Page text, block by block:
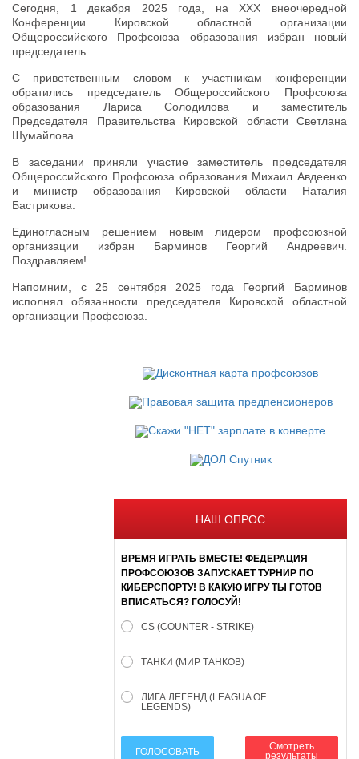
Сегодня, 1 декабря 2025 года, на XXX внеочередной
Конференции Кировской областной организации
Общероссийского Профсоюза образования избран новый
председатель.
С приветственным словом к участникам конференции
обратились председатель Общероссийского Профсоюза
образования Лариса Солодилова и заместитель
Председателя Правительства Кировской области Светлана
Шумайлова.
В заседании приняли участие заместитель председателя
Общероссийского Профсоюза образования Михаил Авдеенко
и министр образования Кировской области Наталия
Бастрикова.
Единогласным решением новым лидером профсоюзной
организации избран Барминов Георгий Андреевич.
Поздравляем!
Напомним, с 25 сентября 2025 года Георгий Барминов
исполнял обязанности председателя Кировской областной
организации Профсоюза.
НАШ ОПРОС
ВРЕМЯ ИГРАТЬ ВМЕСТЕ! ФЕДЕРАЦИЯ
ПРОФСОЮЗОВ ЗАПУСКАЕТ ТУРНИР ПО
КИБЕРСПОРТУ! В КАКУЮ ИГРУ ТЫ ГОТОВ
ВПИСАТЬСЯ? ГОЛОСУЙ!
CS (COUNTER - STRIKE)
ТАНКИ (МИР ТАНКОВ)
ЛИГА ЛЕГЕНД (LEAGUA OF
LEGENDS)
ГОЛОСОВАТЬ
Смотреть
результаты